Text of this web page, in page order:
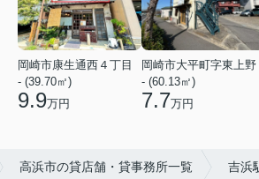
岡崎市康生通西４丁目
- (39.70㎡)
9.9万円
岡崎市大平町字東上野
- (60.13㎡)
7.7万円
高浜市の貸店舗・貸事務所一覧 吉浜